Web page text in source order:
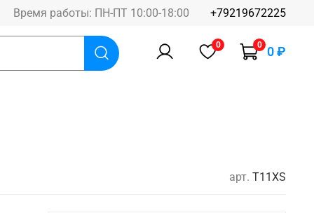
Время работы: ПН-ПТ 10:00-18:00 +79219672225
0 0 0 ₽
арт. T11XS